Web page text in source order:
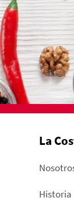
La
Historia